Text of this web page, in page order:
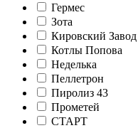
Гермес
Зота
Кировский Завод
Котлы Попова
Неделька
Пеллетрон
Пиролиз 43
Прометей
СТАРТ